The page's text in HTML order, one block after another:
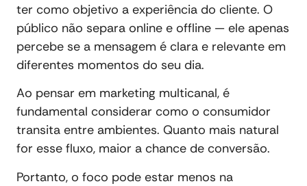
ter como objetivo a experiência do cliente. O
público não separa online e offline — ele apenas
percebe se a mensagem é clara e relevante em
diferentes momentos do seu dia.
Ao pensar em marketing multicanal, é
fundamental considerar como o consumidor
transita entre ambientes. Quanto mais natural
for esse fluxo, maior a chance de conversão.
Portanto, o foco pode estar menos na